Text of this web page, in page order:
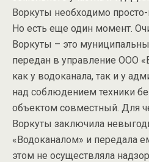
Воркуты необходимо просто-
Но есть еще один момент.
Воркуты – это
передан в управление ООО
как у водоканала, так и у
над соблюдением техники
объектом совместный. Для
Воркуты заключила
«Водоканалом» и передала
этом не осуществляла